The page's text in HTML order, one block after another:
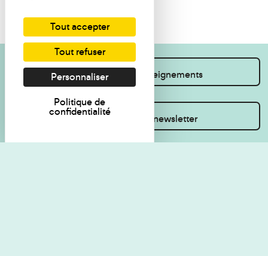
Je souhaite des renseignements
Inscrivez-vous à la newsletter
Tout accepter
Tout refuser
Personnaliser
Politique de
confidentialité